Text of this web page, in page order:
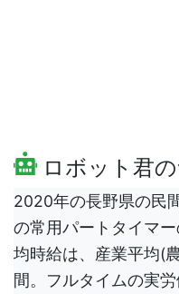
ロボット君
2020年の長野県の民
の常用パートタイマ
均時給は、産業平均(
間。フルタイムの実